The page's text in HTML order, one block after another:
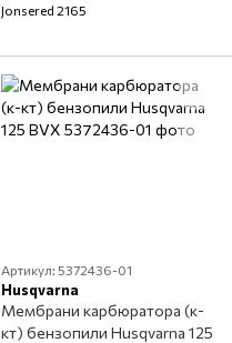
Jonsered 2165
Артикул: 5372436-01
Husqvarna
Мембрани карбюратора (к-
кт) бензопили Husqvarna 125